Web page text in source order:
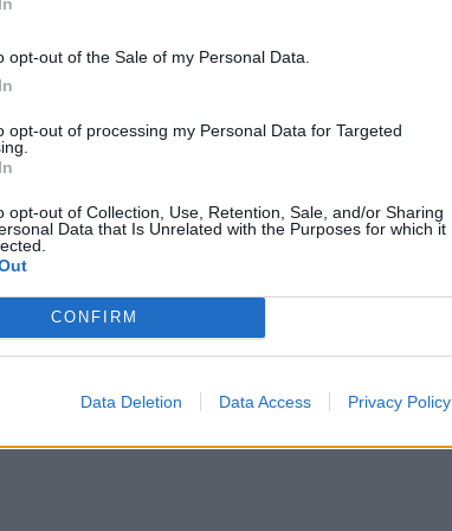
opt-out of the Sale of my Personal Data.
opt-out of processing my Personal Data for Targeted
opt-out of Collection, Use, Retention, Sale, and/or Sharing
Data that Is Unrelated with the Purposes for which it
CONFIRM
Data Deletion Data Access Privacy Policy
με τον ένα δείκτη τα βήματα που κάνουμε
μέσω Bluetooth με το κινητό σας μέσω της
όλες τις ενδείξεις ύπνου,
ειδοποίηση κλήσεων και μηνυμάτων.
έχει
τεχνολογία για χαμηλή ενεργειακή
τρία χρώματα: μαύρο, μπλε, γκρι.